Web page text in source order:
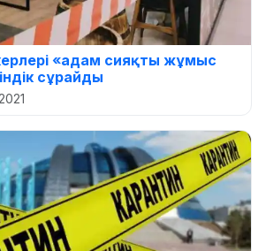
«адам сияқты жұмыс
сұрайды